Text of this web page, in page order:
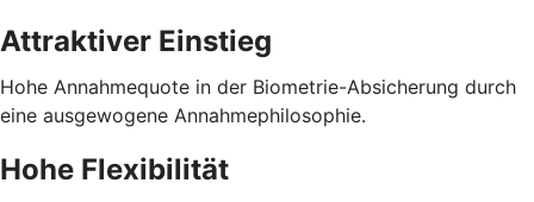
Attraktiver Einstieg
Hohe Annahmequote in der Biometrie-Absicherung durch
eine ausgewogene Annahmephilosophie.
Hohe Flexibilität